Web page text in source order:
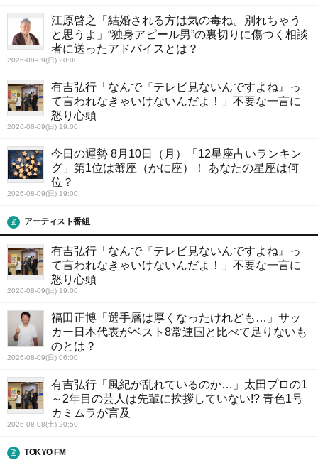
江原啓之「結婚される方は気の毒ね。別れちゃう
と思うよ」“独身アピール男”の裏切りに傷つく相談
者に送ったアドバイスとは？
2026-08-09(日) 20:00
有吉弘行「なんで『テレビ見ないんですよね』っ
て言われなきゃいけないんだよ！」不要な一言に
怒り心頭
2026-08-09(日) 19:00
今日の運勢 8月10日（月）「12星座占いランキン
グ」第1位は蟹座（かに座）！ あなたの星座は何
位？
2026-08-09(日) 19:00
アーティスト番組
有吉弘行「なんで『テレビ見ないんですよね』っ
て言われなきゃいけないんだよ！」不要な一言に
怒り心頭
2026-08-09(日) 19:00
福田正博「選手層は厚くなったけれども…」サッ
カー日本代表がベスト8常連国と比べて足りないも
のとは？
2026-08-09(日) 06:00
有吉弘行「風紀が乱れているのか…」太田プロの1
～2年目の芸人は先輩に挨拶していない!? 青色1号
カミムラが言及
2026-08-08(土) 20:50
TOKYO FM